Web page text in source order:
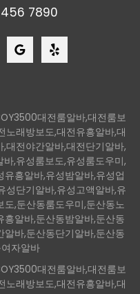
456 7890
대전룸알바,대전룸보
노래방보도,대전유흥알바,대
대전야간알바,대전단기알바,
,유성룸보도,유성룸도우미,
흥알바,유성밤알바,유성업
성단기알바,유성고액알바,유
,둔산동룸도우미,둔산동노
알바,둔산동밤알바,둔산동
바,둔산동단기알바,둔산동
자알바
대전룸알바,대전룸보
노래방보도,대전유흥알바,대